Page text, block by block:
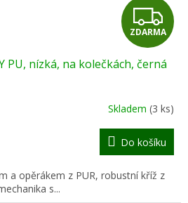
Z
D
A
R
M
A
ZDARMA
PU, nízká, na kolečkách, černá
Skladem (3 ks)
Do košíku
a opěrákem z PUR, robustní kříž z
s...